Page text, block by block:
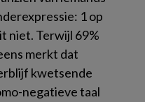
1 op
niet. Terwijl 69%
merkt dat
kwetsende
negatieve taal